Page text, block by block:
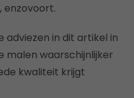
enzovoort.
adviezen in dit artikel in
malen waarschijnlijker
kwaliteit krijgt